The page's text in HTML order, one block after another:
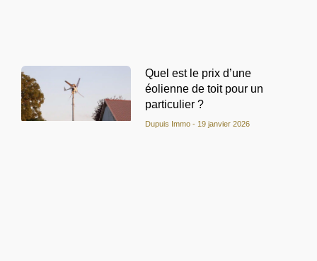
Quel est le prix d’une
éolienne de toit pour un
particulier ?
Dupuis Immo 19 janvier 2026